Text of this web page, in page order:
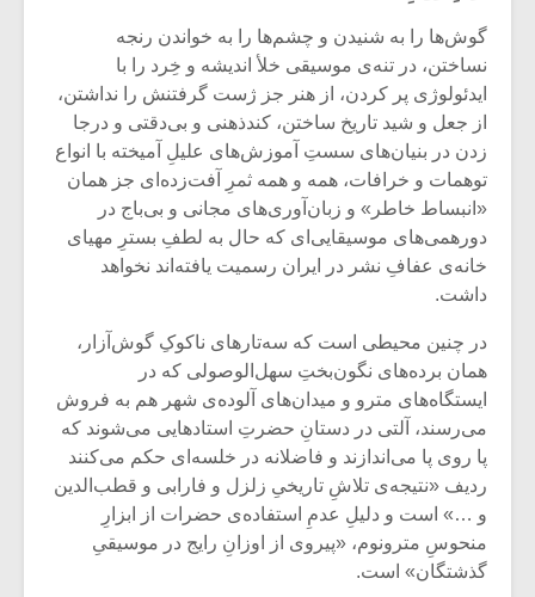
گوش‌ها را به شنیدن و چشم‌ها را به خواندن رنجه
نساختن، در تنه‌ی موسیقی خلأ اندیشه و خِرد را با
ایدئولوژی پر کردن‌، از هنر جز ژست گرفتنش را نداشتن،
از جعل و شید تاریخ ساختن، کندذهنی و بی‌دقتی و درجا
زدن در بنیان‌های سستِ آموزش‌های علیلِ آمیخته با انواع
توهمات و خرافات، همه و همه ثمرِ آفت‌زده‌ای جز همان
«انبساط خاطر» و زبان‌آوری‌های مجانی و بی‌باج در
دورهمی‌های موسیقایی‌ای که حال به لطفِ بسترِ مهیا‌ی
خانه‌ی عفافِ نشر در ایران رسمیت یافته‌اند نخواهد
داشت.
در چنین محیطی‌ است که سه‌تارهای ناکوکِ گوش‌آزار،
همان برده‌های نگون‌بختِ سهل‌الوصولی که در
ایستگاه‌های مترو و میدان‌های آلوده‌ی شهر هم به فروش
می‌رسند، آلتی در دستانِ حضرتِ استادهایی می‌شوند که
پا روی پا می‌اندازند و فاضلانه در خلسه‌ای حکم می‌کنند
ردیف «نتیجه‌ی تلاشِ تاریخیِ زلزل و فارابی و قطب‌الدین
و …» است و دلیلِ عدمِ استفاده‌ی حضرات از ابزارِ
منحوسِ مترونوم، «پیروی از اوزانِ رایج در موسیقیِ
گذشتگان» است.